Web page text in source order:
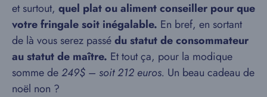
et surtout, quel plat ou aliment conseiller pour que
votre fringale soit inégalable. En bref, en sortant
de là vous serez passédu statut de consommateur
au statut de maître. Et tout ça, pour la modique
somme de249$ – soit 212 euros. Un beau cadeau de
noël non ?